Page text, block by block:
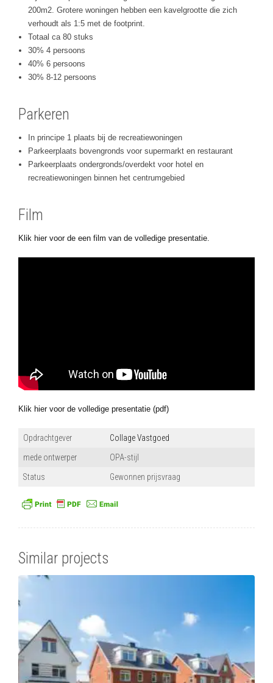
200m2. Grotere woningen hebben een kavelgrootte die zich
verhoudt als 1:5 met de footprint.
Totaal ca 80 stuks
30% 4 persoons
40% 6 persoons
30% 8-12 persoons
Parkeren
In principe 1 plaats bij de recreatiewoningen
Parkeerplaats bovengronds voor supermarkt en restaurant
Parkeerplaats ondergronds/overdekt voor hotel en
recreatiewoningen binnen het centrumgebied
Film
Klik hier voor de een film van de volledige presentatie.
Klik hier voor de volledige presentatie (pdf)
Opdrachtgever
Collage Vastgoed
mede ontwerper
OPA-stijl
Status
Gewonnen prijsvraag
Similar projects